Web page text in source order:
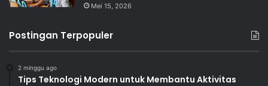
Mei 15, 2026
Postingan Terpopuler
2 minggu ago
Tips Teknologi Modern untuk Membantu Aktivitas